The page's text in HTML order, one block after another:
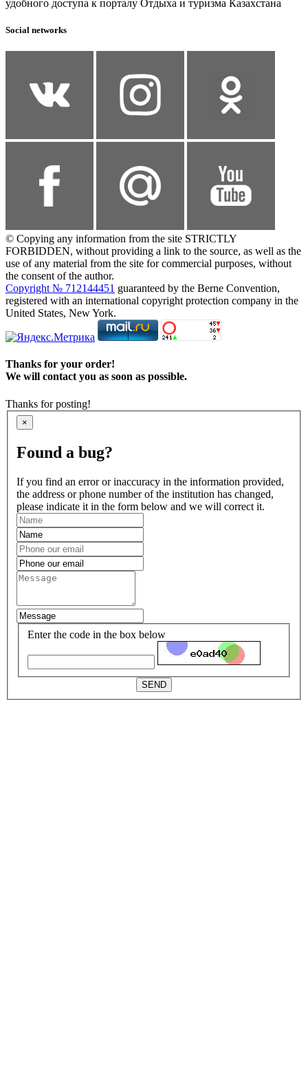
удобного доступа к порталу Отдыха и туризма Казахстана
Social networks
© Copying any information from the site STRICTLY
FORBIDDEN, without providing a link to the source, as well as the
use of any material from the site for commercial purposes, without
the consent of the author.
Copyright № 712144451 guaranteed by the Berne Convention,
registered with an international copyright protection company in the
United States, New York.
Thanks for your order!
We will contact you as soon as possible.
Thanks for posting!
×
Found a bug?
If you find an error or inaccuracy in the information provided,
the address or phone number of the institution has changed,
please indicate it in the form below and we will correct it.
Enter the code in the box below
SEND